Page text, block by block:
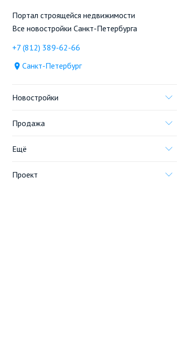
Портал строящейся недвижимости
Все новостройки Санкт-Петербурга
+7 (812) 389-62-66
Санкт-Петербург
Новостройки
Продажа
Ещё
Проект